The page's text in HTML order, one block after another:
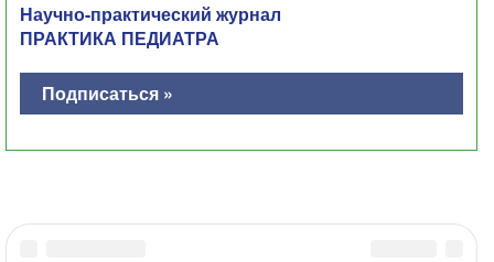
Научно-практический журнал
ПРАКТИКА ПЕДИАТРА
Подписаться »